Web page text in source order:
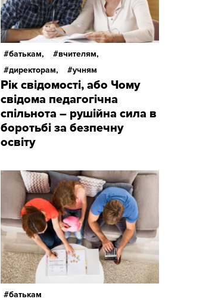
батькам,
вчителям,
директорам,
учням
Рік свідомості, або Чому
свідома педагогічна
спільнота – рушійна сила в
боротьбі за безпечну
освіту
батькам